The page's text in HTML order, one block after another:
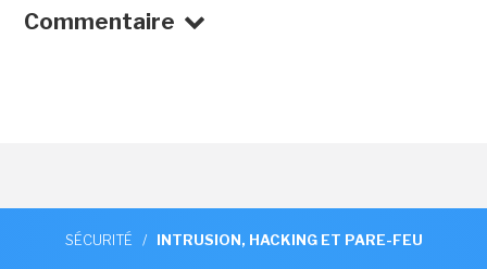
Commentaire
SÉCURITÉ / INTRUSION, HACKING ET PARE-FEU